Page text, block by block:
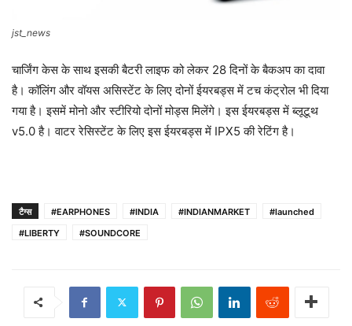
jst_news
चार्जिंग केस के साथ इसकी बैटरी लाइफ को लेकर 28 दिनों के बैकअप का दावा
है। कॉलिंग और वॉयस असिस्टेंट के लिए दोनों ईयरबड्स में टच कंट्रोल भी दिया
गया है। इसमें मोनो और स्टीरियो दोनों मोड्स मिलेंगे। इस ईयरबड्स में ब्लूटूथ
v5.0 है। वाटर रेसिस्टेंट के लिए इस ईयरबड्स में IPX5 की रेटिंग है।
टैग्स #EARPHONES #INDIA #INDIANMARKET
#launched
#LIBERTY
#SOUNDCORE